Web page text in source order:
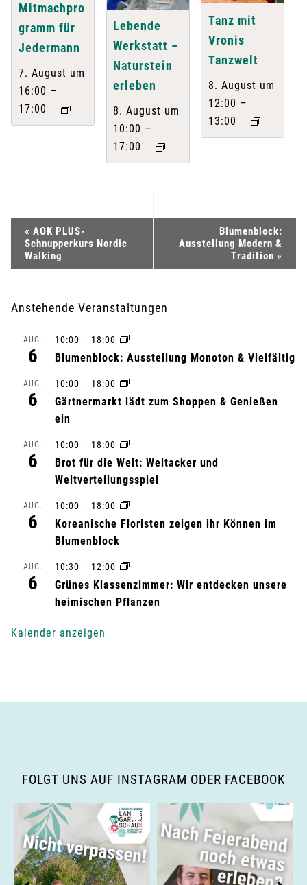
Mitmachpro
gramm für
Jedermann
7. August um
16:00 –
17:00
Lebende
Werkstatt –
Naturstein
erleben
8. August um
10:00 –
17:00
Tanz mit
Vronis
Tanzwelt
8. August um
12:00 –
13:00
a
N
v
« AOK PLUS-
Schnupperkurs Nordic
Walking
Blumenblock:
Ausstellung Modern &
Tradition »
Anstehende Veranstaltungen
AUG.
6
10:00 – 18:00
Blumenblock: Ausstellung Monoton & Vielfältig
AUG.
6
10:00 – 18:00
Gärtnermarkt lädt zum Shoppen & Genießen
ein
AUG.
6
10:00 – 18:00
Brot für die Welt: Weltacker und
Weltverteilungsspiel
AUG.
6
10:00 – 18:00
Koreanische Floristen zeigen ihr Können im
Blumenblock
AUG.
6
10:30 – 12:00
Grünes Klassenzimmer: Wir entdecken unsere
heimischen Pflanzen
Kalender anzeigen
FOLGT UNS AUF INSTAGRAM ODER FACEBOOK